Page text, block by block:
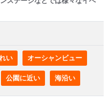
い オーシャンビュー
公園に近い 海沿い